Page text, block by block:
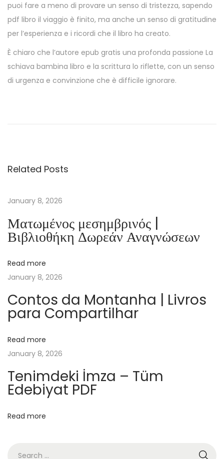
puoi fare a meno di provare un senso di tristezza, sapendo
pdf libro il viaggio è finito, ma anche un senso di gratitudine
per l’esperienza e i ricordi che il libro ha creato.
È chiaro che l’autore epub gratis una profonda passione La
schiava bambina libro e la scrittura lo riflette, con un senso
di urgenza e convinzione che è difficile ignorare.
i
e
h
y
i
c
a
l
E
d
u
a
t
o
Related Posts
January 8, 2026
Ματωμένος μεσημβρινός |
Βιβλιοθήκη Δωρεάν Αναγνώσεων
Read more
January 8, 2026
Contos da Montanha | Livros
para Compartilhar
Read more
January 8, 2026
Tenimdeki İmza – Tüm
Edebiyat PDF
Read more